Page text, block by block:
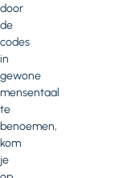
door
de
codes
in
gewone
mensentaal
te
benoemen,
kom
je